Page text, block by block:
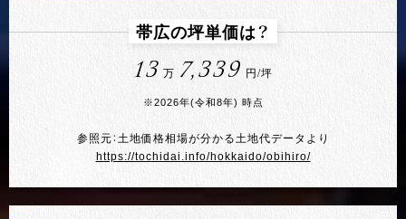
帯広の坪単価は？
13 万 7,339 円/坪
※2026年(令和8年) 時点
参照元：土地価格相場が分かる土地代データより
https://tochidai.info/hokkaido/obihiro/